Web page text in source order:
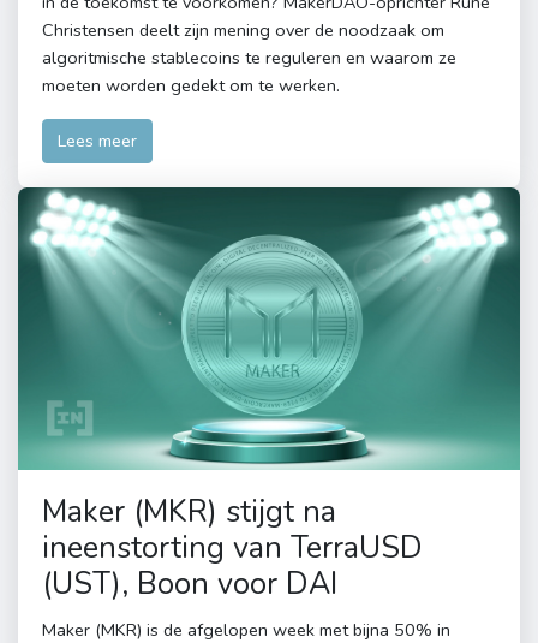
Christensen deelt zijn mening over de noodzaak om
algoritmische stablecoins te reguleren en waarom ze
moeten worden gedekt om te werken.
Lees meer
Maker (MKR) stijgt na
ineenstorting van TerraUSD
(UST), Boon voor DAI
Maker (MKR) is de afgelopen week met bijna 50% in